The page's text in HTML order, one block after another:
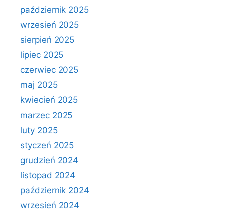
październik 2025
wrzesień 2025
sierpień 2025
lipiec 2025
czerwiec 2025
maj 2025
kwiecień 2025
marzec 2025
luty 2025
styczeń 2025
grudzień 2024
listopad 2024
październik 2024
wrzesień 2024